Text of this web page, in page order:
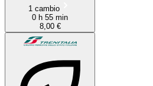
1 cambio
0 h 55 min
8,00 €